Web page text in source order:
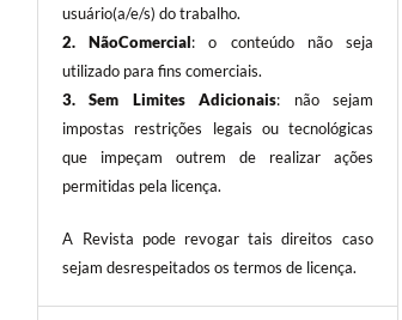
usuário(a/e/s) do trabalho.
2. NãoComercial: o conteúdo não seja
utilizado para fins comerciais.
3.Sem Limites Adicionais: não sejam
impostas restrições legais ou tecnológicas
que impeçam outrem de realizar ações
permitidas pela licença.
A Revista pode revogar tais direitos caso
sejam desrespeitados os termos de licença.